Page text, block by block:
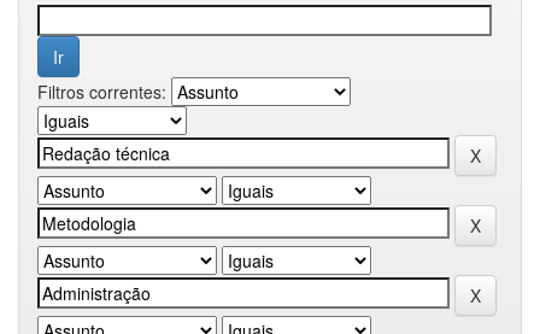
Filtros correntes: